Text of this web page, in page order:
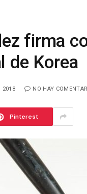
firma
de Korea
2018 NO HAY
Pinterest